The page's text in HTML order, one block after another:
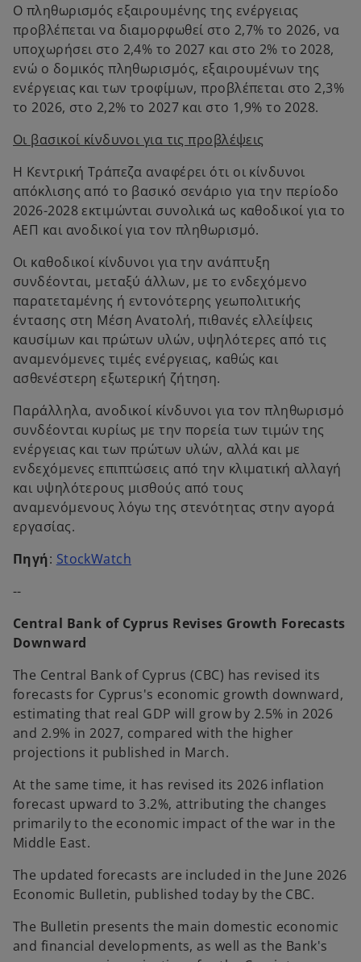
Ο πληθωρισμός εξαιρουμένης της ενέργειας
προβλέπεται να διαμορφωθεί στο 2,7% το 2026, να
υποχωρήσει στο 2,4% το 2027 και στο 2% το 2028,
ενώ ο δομικός πληθωρισμός, εξαιρουμένων της
ενέργειας και των τροφίμων, προβλέπεται στο 2,3%
το 2026, στο 2,2% το 2027 και στο 1,9% το 2028.
Οι βασικοί κίνδυνοι για τις προβλέψεις
Η Κεντρική Τράπεζα αναφέρει ότι οι κίνδυνοι
απόκλισης από το βασικό σενάριο για την περίοδο
2026-2028 εκτιμώνται συνολικά ως καθοδικοί για το
ΑΕΠ και ανοδικοί για τον πληθωρισμό.
Οι καθοδικοί κίνδυνοι για την ανάπτυξη
συνδέονται, μεταξύ άλλων, με το ενδεχόμενο
παρατεταμένης ή εντονότερης γεωπολιτικής
έντασης στη Μέση Ανατολή, πιθανές ελλείψεις
καυσίμων και πρώτων υλών, υψηλότερες από τις
αναμενόμενες τιμές ενέργειας, καθώς και
ασθενέστερη εξωτερική ζήτηση.
Παράλληλα, ανοδικοί κίνδυνοι για τον πληθωρισμό
συνδέονται κυρίως με την πορεία των τιμών της
ενέργειας και των πρώτων υλών, αλλά και με
ενδεχόμενες επιπτώσεις από την κλιματική αλλαγή
και υψηλότερους μισθούς από τους
αναμενόμενους λόγω της στενότητας στην αγορά
εργασίας.
Πηγή: StockWatch
s
n
a
n
e
w
a
b
--
Central Bank of Cyprus Revises Growth Forecasts
Downward
The Central Bank of Cyprus (CBC) has revised its
forecasts for Cyprus's economic growth downward,
estimating that real GDP will grow by 2.5% in 2026
and 2.9% in 2027, compared with the higher
projections it published in March.
At the same time, it has revised its 2026 inflation
forecast upward to 3.2%, attributing the changes
primarily to the economic impact of the war in the
Middle East.
The updated forecasts are included in the June 2026
Economic Bulletin, published today by the CBC.
The Bulletin presents the main domestic economic
and financial developments, as well as the Bank's